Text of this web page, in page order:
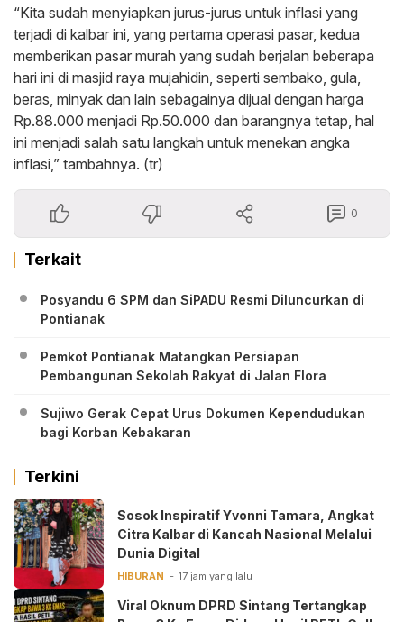
“Kita sudah menyiapkan jurus-jurus untuk inflasi yang
terjadi di kalbar ini, yang pertama operasi pasar, kedua
memberikan pasar murah yang sudah berjalan beberapa
hari ini di masjid raya mujahidin, seperti sembako, gula,
beras, minyak dan lain sebagainya dijual dengan harga
Rp.88.000 menjadi Rp.50.000 dan barangnya tetap, hal
ini menjadi salah satu langkah untuk menekan angka
inflasi,” tambahnya. (tr)
0
Terkait
Posyandu 6 SPM dan SiPADU Resmi Diluncurkan di
Pontianak
Pemkot Pontianak Matangkan Persiapan
Pembangunan Sekolah Rakyat di Jalan Flora
Sujiwo Gerak Cepat Urus Dokumen Kependudukan
bagi Korban Kebakaran
Terkini
‎Sosok Inspiratif Yvonni Tamara, Angkat
Citra Kalbar di Kancah Nasional Melalui
Dunia Digital ‎
HIBURAN 17 jam yang lalu
Viral Oknum DPRD Sintang Tertangkap